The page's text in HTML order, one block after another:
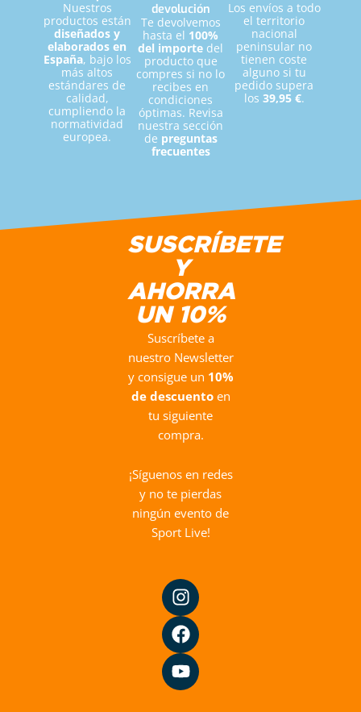
Raquel López (Mamifit)
Nuestros
productos están
diseñados y
elaborados en
España, bajo los
más altos
estándares de
calidad,
cumpliendo la
normatividad
europea.
devolución
Te devolvemos
hasta el 100%
del importe del
producto que
compres si no lo
recibes en
condiciones
óptimas. Revisa
nuestra sección
de preguntas
frecuentes
Los envíos a todo
el territorio
nacional
peninsular no
tienen coste
alguno si tu
pedido supera
los 39,95 €.
SUSCRÍBETE
Y
AHORRA
UN 10%
Suscríbete a
nuestro Newsletter
y consigue un 10%
de descuentoen
tu siguiente
compra.
¡Síguenos en redes
y no te pierdas
ningún evento de
Sport Live!
I
n
s
t
a
g
r
F
a
c
e
b
o
o
Y
o
u
t
u
b
e